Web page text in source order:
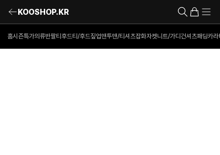
KOOSHOP.KR
홈시즌특가의류반팔티 후드티/후드짚업맨투맨/티셔츠잡화자켓니트/가디건셔츠패딩카라